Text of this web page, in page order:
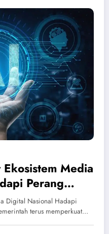
Media
Perang
Digital Nasional Hadapi
terus memperkuat…